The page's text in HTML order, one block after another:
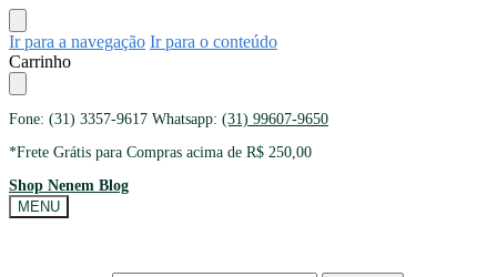
Ir para a navegação Ir para o conteúdo
Carrinho
Fone: (31) 3357-9617 Whatsapp: (31) 99607-9650
*Frete Grátis para Compras acima de R$ 250,00
Shop Nenem Blog
MENU